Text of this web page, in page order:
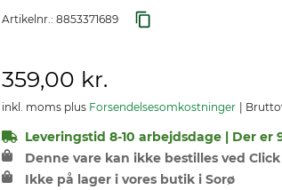
Artikelnr.: 8853371689
359,00 kr.
inkl. moms plus Forsendelsesomkostninger
Leveringstid 8-10 arbejdsdage | Der er
Denne vare kan ikke bestilles ved
Ikke på lager i vores butik i Sorø